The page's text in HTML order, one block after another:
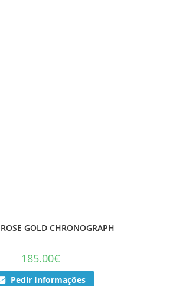
GOLD CHRONOGRAPH
185.00€
Pedir Informações